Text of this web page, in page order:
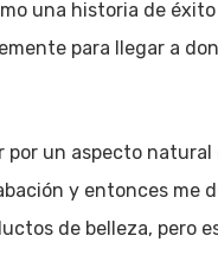
una historia de
para llegar a
por un aspecto natural
y entonces me
de belleza, pero